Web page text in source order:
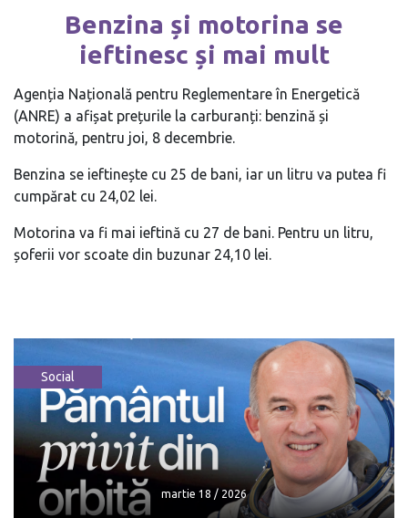
Benzina și motorina se
ieftinesc și mai mult
Agenția Națională pentru Reglementare în Energetică
(ANRE) a afișat prețurile la carburanți: benzină și
motorină, pentru joi, 8 decembrie.
Benzina se ieftinește cu 25 de bani, iar un litru va putea fi
cumpărat cu 24,02 lei.
Motorina va fi mai ieftină cu 27 de bani. Pentru un litru,
șoferii vor scoate din buzunar 24,10 lei.
Social
martie 18 / 2026